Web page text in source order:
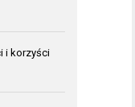
i korzyści